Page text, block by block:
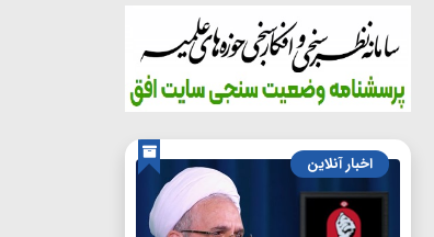
اخبار آنلاین